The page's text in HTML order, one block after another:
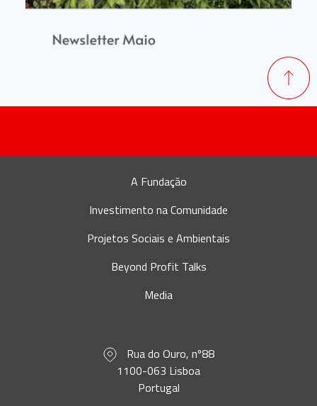
A Fundação
Investimento na Comunidade
Projetos Sociais e Ambientais
Beyond Profit Talks
Media
Rua do Ouro, nº88
1100-063 Lisboa
Portugal